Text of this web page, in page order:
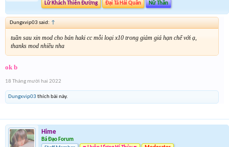
Lữ Khách Thiên Đường Đại Tá Hải Quân Nữ Thần
Dungxvip03 said: ↑
tuần sau xin mod cho bán haki cc mỗi loại x10 trong giảm giá hạn chế với ạ,
thanks mod nhiều nha
ok b
18 Tháng mười hai 2022
Dungxvip03 thích bài này.
Hime
Bá Đạo Forum